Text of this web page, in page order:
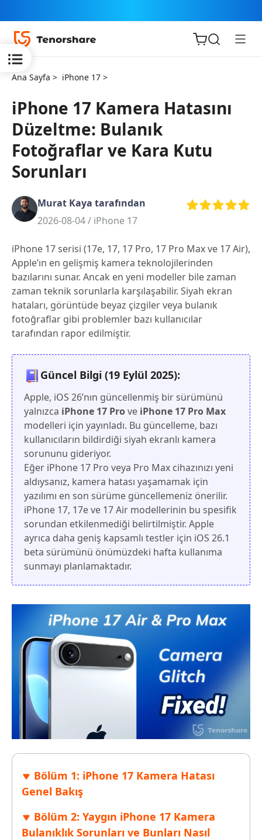
iOS için
ReiBoot
PDNob
Ana Sayfa > iPhone 17 >
iPhone 17 Kamera Hatasını
Düzeltme: Bulanık
Fotoğraflar ve Kara Kutu
Sorunları
Murat Kaya tarafından
2026-08-04 / iPhone 17
iPhone 17 serisi (17e, 17, 17 Pro, 17 Pro Max ve 17 Air),
Apple’ın en gelişmiş kamera teknolojilerinden
bazılarını sunar. Ancak en yeni modeller bile zaman
zaman teknik sorunlarla karşılaşabilir. Siyah ekran
hataları, görüntüde beyaz çizgiler veya bulanık
fotoğraflar gibi problemler bazı kullanıcılar
tarafından rapor edilmiştir.
Güncel Bilgi (19 Eylül 2025):
Apple, iOS 26’nın güncellenmiş bir sürümünü
yalnızca iPhone 17 Prove iPhone 17 Pro Max
modelleri için yayınladı. Bu güncelleme, bazı
kullanıcıların bildirdiği siyah ekranlı kamera
sorununu gideriyor.
Eğer iPhone 17 Pro veya Pro Max cihazınızı yeni
aldıysanız, kamera hatası yaşamamak için
yazılımı en son sürüme güncellemeniz önerilir.
iPhone 17, 17e ve 17 Air modellerinin bu spesifik
sorundan etkilenmediği belirtilmiştir. Apple
ayrıca daha geniş kapsamlı testler için iOS 26.1
beta sürümünü önümüzdeki hafta kullanıma
sunmayı planlamaktadır.
Bölüm 1: iPhone 17 Kamera Hatası
Genel Bakış
Bölüm 2: Yaygın iPhone 17 Kamera
Bulanıklık Sorunları ve Bunları Nasıl